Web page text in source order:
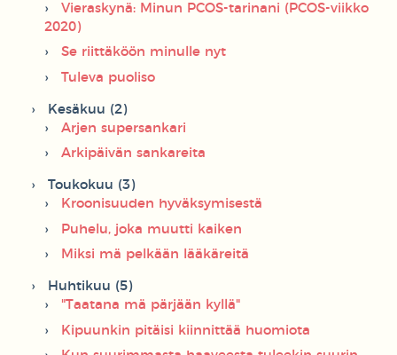
Vieraskynä: Minun PCOS-tarinani (PCOS-viikko
2020)
Se riittäköön minulle nyt
Tuleva puoliso
Kesäkuu (2)
Arjen supersankari
Arkipäivän sankareita
Toukokuu (3)
Kroonisuuden hyväksymisestä
Puhelu, joka muutti kaiken
Miksi mä pelkään lääkäreitä
Huhtikuu (5)
"Taatana mä pärjään kyllä"
Kipuunkin pitäisi kiinnittää huomiota